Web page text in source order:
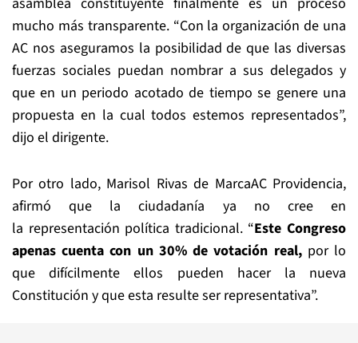
mucho más transparente. “Con la organización de una
AC nos aseguramos la posibilidad de que las diversas
fuerzas sociales puedan nombrar a sus delegados y
que en un periodo acotado de tiempo se genere una
propuesta en la cual todos estemos representados”,
dijo el dirigente.
Por otro lado, Marisol Rivas de MarcaAC Providencia,
afirmó que la ciudadanía ya no cree en
la representación política tradicional. “Este Congreso
apenas cuenta con un 30% de votación real,por lo
que difícilmente ellos pueden hacer la nueva
Constitución y que esta resulte ser representativa”.